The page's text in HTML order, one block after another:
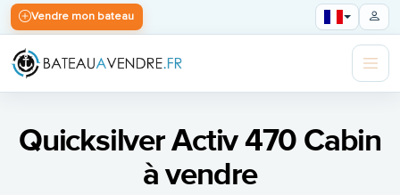
Vendre mon bateau
Quicksilver Activ 470 Cabin
à vendre